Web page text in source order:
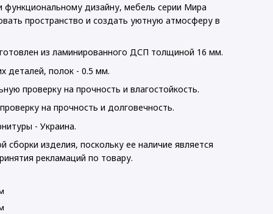
функциональному дизайну, мебель серии Мира
пространство и создать уютную атмосферу в
из ламинированного ДСП толщиной 16 мм.
деталей, полок - 0.5 мм.
проверку на прочность и влагостойкость.
на прочность и долговечность.
- Украина.
сборки изделия, поскольку ее наличие является
рекламаций по товару.